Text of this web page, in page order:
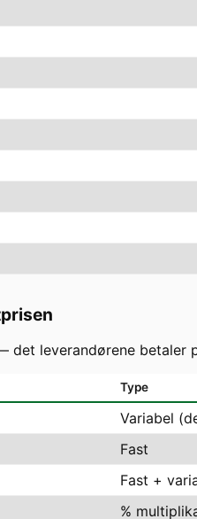
det leverandørene betaler
Type
Variabel
Fast
Fast +
%